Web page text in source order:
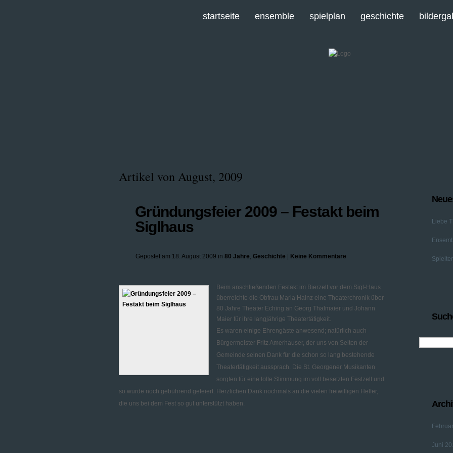
startseite ensemble spielplan geschichte
Artikel von August, 2009
Gründungsfeier 2009 – Festakt beim
Siglhaus
Gepostet am 18. August 2009 in 80 Jahre, Geschichte Keine Kommentare
Beim anschließenden Festakt im Bierzelt vor dem Sigl-Haus
überreichte die Obfrau Maria Hainz eine Theaterchronik über
80 Jahre Theater Eching an Georg Thalmaier und Johann
Maier für ihre langjährige Theatertätigkeit.
Es waren einige Ehrengäste anwesend; natürlich auch
Bürgermeister Fritz Amerhauser, der uns von Seiten der
Gemeinde seinen Dank für die schon so lang bestehende
Theatertätigkeit aussprach. Die St. Georgener Musikanten
sorgten für eine tolle Stimmung im voll besetzten Festzelt und
so wurde noch gebührend gefeiert. Herzlichen Dank nochmals an die vielen freiwilligen Helfer,
die uns bei dem Fest so gut unterstützt haben.
Liebe
Juni